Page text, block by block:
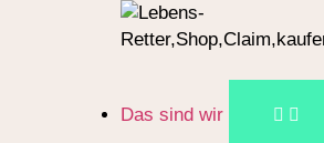
Das sind wir